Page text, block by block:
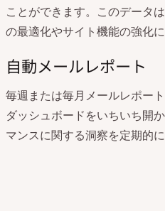
ことができます。このデータ
の最適化やサイト機能の強化に
自動メールレポート
毎週または毎月メールレポー
ダッシュボードをいちいち開
マンスに関する洞察を定期的